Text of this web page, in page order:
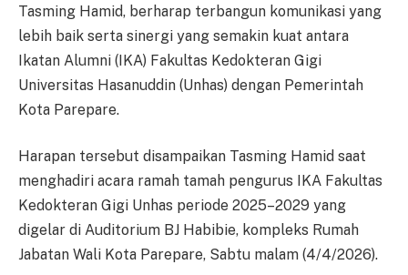
Tasming Hamid, berharap terbangun komunikasi yang
lebih baik serta sinergi yang semakin kuat antara
Ikatan Alumni (IKA) Fakultas Kedokteran Gigi
Universitas Hasanuddin (Unhas) dengan Pemerintah
Kota Parepare.
Harapan tersebut disampaikan Tasming Hamid saat
menghadiri acara ramah tamah pengurus IKA Fakultas
Kedokteran Gigi Unhas periode 2025–2029 yang
digelar di Auditorium BJ Habibie, kompleks Rumah
Jabatan Wali Kota Parepare, Sabtu malam (4/4/2026).